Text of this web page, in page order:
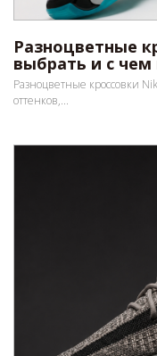
Разноцветные
выбрать и с чем
Разноцветные кроссовки
оттенков,...